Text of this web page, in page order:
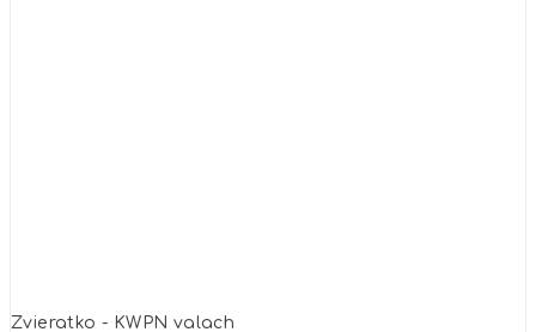
Zvieratko - KWPN valach